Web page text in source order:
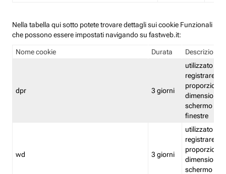
Nella tabella qui sotto potete trovare dettagli sui cookie Funzionali
che possono essere impostati navigando su fastweb.it:
Nome cookie Durata Descrizione
dpr 3 giorni
utilizzato per
registrare le
proporzioni
dimensioni
schermo e
finestre
wd 3 giorni
utilizzato per
registrare le
proporzioni
dimensioni
schermo e